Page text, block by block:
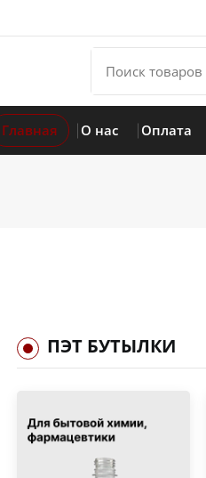
Главная О нас Оплата
ПЭТ БУТЫЛКИ